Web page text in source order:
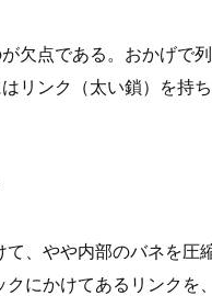
欠点である。おかげで
リンク（太い鎖）を持
て、やや内部のバネを圧
クにかけてあるリンクを